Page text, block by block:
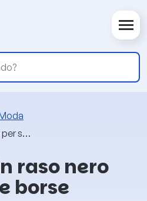
borse
raso nero
borse